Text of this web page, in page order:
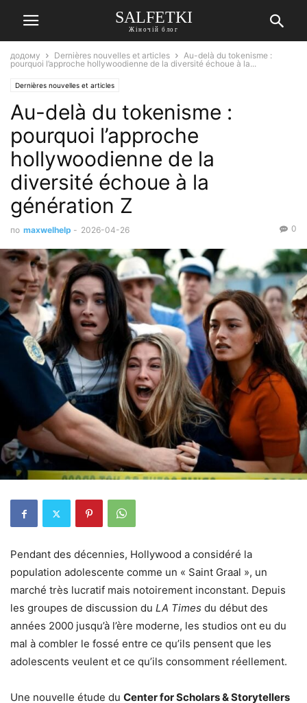
SALFETKI
Жіночій блог
додому Dernières nouvelles et articles
Au-delà du tokenisme :
pourquoi l’approche hollywoodienne de la diversité échoue à la...
Dernières nouvelles et articles
Au-delà du tokenisme :
pourquoi l’approche
hollywoodienne de la
diversité échoue à la
génération Z
по maxwelhelp - 2026-04-26 0
Pendant des décennies, Hollywood a considéré la
population adolescente comme un « Saint Graal », un
marché très lucratif mais notoirement inconstant. Depuis
les groupes de discussion du LA Times du début des
années 2000 jusqu’à l’ère moderne, les studios ont eu du
mal à combler le fossé entre ce qu’ils pensent que les
adolescents veulent et ce qu’ils consomment réellement.
Une nouvelle étude du Center for Scholars & Storytellers